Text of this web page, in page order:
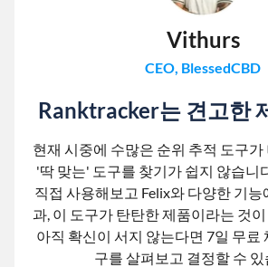
Vithurs
CEO, BlessedCBD
Ranktracker는 견고한
현재 시중에 수많은 순위 추적 도구가
'딱 맞는' 도구를 찾기가 쉽지 않습니
직접 사용해보고 Felix와 다양한 기능
과, 이 도구가 탄탄한 제품이라는 것
아직 확신이 서지 않는다면 7일 무료
구를 살펴보고 결정할 수